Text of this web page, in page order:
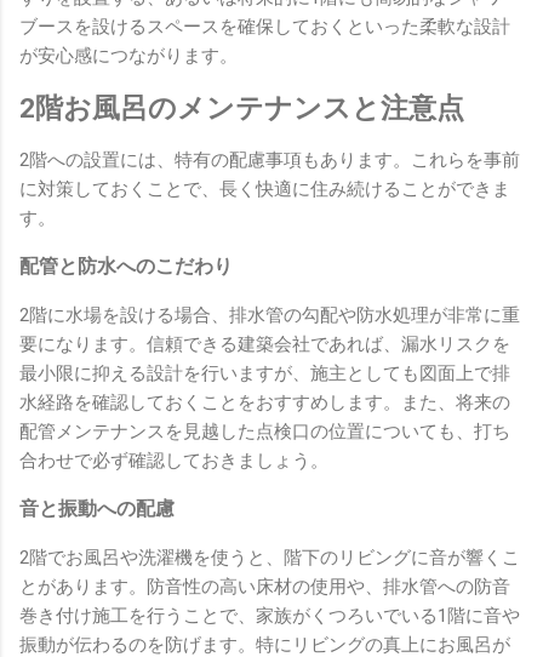
ブースを設けるスペースを確保しておくといった柔軟な設計
が安心感につながります。
2階お風呂のメンテナンスと注意点
2階への設置には、特有の配慮事項もあります。これらを事前
に対策しておくことで、長く快適に住み続けることができま
す。
配管と防水へのこだわり
2階に水場を設ける場合、排水管の勾配や防水処理が非常に重
要になります。信頼できる建築会社であれば、漏水リスクを
最小限に抑える設計を行いますが、施主としても図面上で排
水経路を確認しておくことをおすすめします。また、将来の
配管メンテナンスを見越した点検口の位置についても、打ち
合わせで必ず確認しておきましょう。
音と振動への配慮
2階でお風呂や洗濯機を使うと、階下のリビングに音が響くこ
とがあります。防音性の高い床材の使用や、排水管への防音
巻き付け施工を行うことで、家族がくつろいでいる1階に音や
振動が伝わるのを防げます。特にリビングの真上にお風呂が